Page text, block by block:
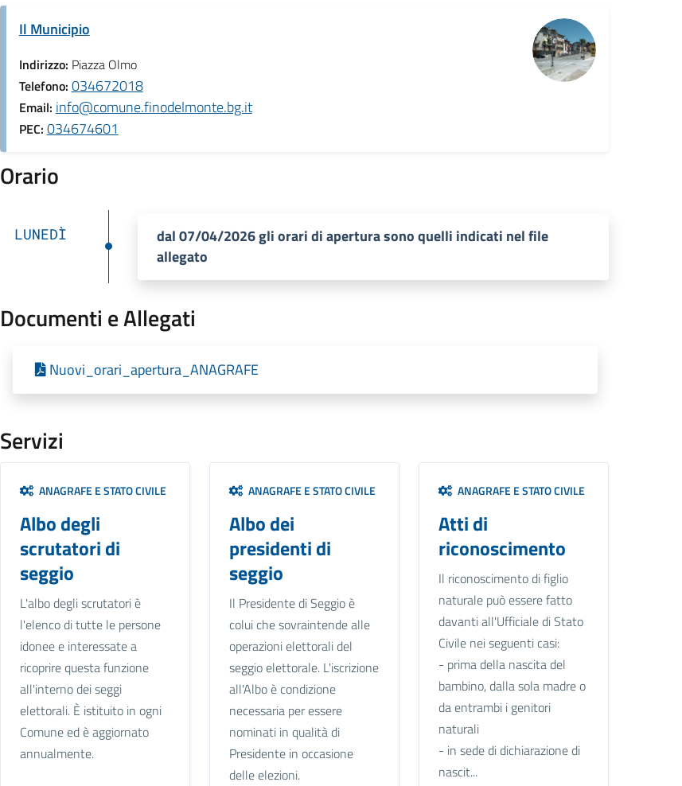
Il Municipio
Indirizzo: Piazza Olmo
Telefono: 034672018
Email: info@comune.finodelmonte.bg.it
PEC: 034674601
Orario
LUNEDÌ
dal 07/04/2026 gli orari di apertura sono quelli indicati nel file
allegato
Documenti e Allegati
Nuovi_orari_apertura_ANAGRAFE
Servizi
ANAGRAFE E STATO CIVILE
Albo degli
scrutatori di
seggio
L'albo degli scrutatori è
l'elenco di tutte le persone
idonee e interessate a
ricoprire questa funzione
all'interno dei seggi
elettorali. È istituito in ogni
Comune ed è aggiornato
annualmente.
ANAGRAFE E STATO CIVILE
Albo dei
presidenti di
seggio
Il Presidente di Seggio è
colui che sovraintende alle
operazioni elettorali del
seggio elettorale. L'iscrizione
all'Albo è condizione
necessaria per essere
nominati in qualità di
Presidente in occasione
delle elezioni.
ANAGRAFE E STATO CIVILE
Atti di
riconoscimento
Il riconoscimento di figlio
naturale può essere fatto
davanti all'Ufficiale di Stato
Civile nei seguenti casi:
- prima della nascita del
bambino, dalla sola madre o
da entrambi i genitori
naturali
- in sede di dichiarazione di
nascit...